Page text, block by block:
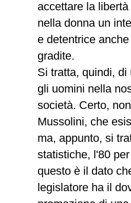
accettare la
nella donna un
e detentrice
gradite.
Si tratta, quindi,
gli uomini nella
società. Certo,
Mussolini, che
ma, appunto, si
statistiche, l'80
questo è il dato
legislatore ha il